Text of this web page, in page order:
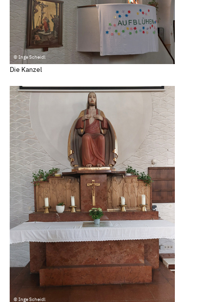
© Inge Scheidl
Die Kanzel
© Inge Scheidl